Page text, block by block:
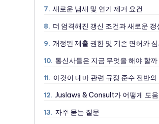
7. 새로운 냄새 및 연기 제거 요건
8. 더 엄격해진 갱신 조건과 새로운 갱
9. 개정된 제출 권한 및 기존 면허와
10. 통신사들은 지금 무엇을 해야 할까
11. 이것이 대마 관련 규정 준수 전반
12. Juslaws & Consult가 어떻게 도움
13. 자주 묻는 질문